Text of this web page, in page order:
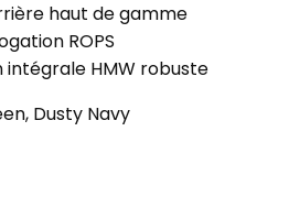
haut de gamme
ROPS
intégrale HMW robuste
Dusty Navy